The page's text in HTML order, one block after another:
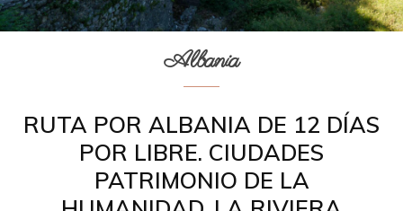
Albania
RUTA POR ALBANIA DE 12 DÍAS
POR LIBRE. CIUDADES
PATRIMONIO DE LA